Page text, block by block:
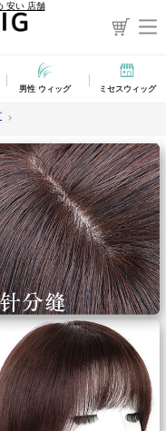
安い 店舗
男性 ウィッグ ミセスウィッグ